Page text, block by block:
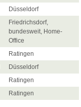
Düsseldorf
Friedrichsdorf,
bundesweit, Home-
Office
Ratingen
Düsseldorf
Ratingen
Ratingen